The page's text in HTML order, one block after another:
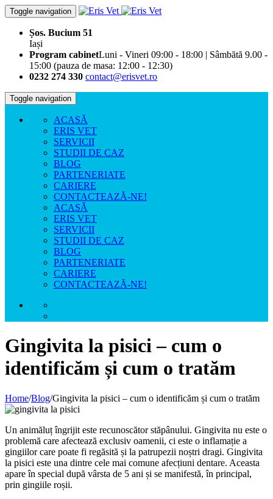
Toggle navigation
Șos. Bucium 51
Iași
Program cabinetLuni - Vineri 09:00 - 18:00 | Sâmbătă 9.00 -
15:00 (pauza de masa: 12:00 - 12:30)
0232 274 330 contact@erisvet.ro
Toggle navigation
ACASĂ
ERIS VET
SERVICII
STUDII DE CAZ
BLOG
PARTENERIATE
CARIERE
CONTACTEAZĂ-NE!
ACASĂ
ERIS VET
SERVICII
STUDII DE CAZ
BLOG
PARTENERIATE
CARIERE
CONTACTEAZĂ-NE!
Gingivita la pisici – cum o
identificăm și cum o tratăm
Home/Blog/Gingivita la pisici – cum o identificăm și cum o tratăm
Un animăluț îngrijit este recunoscător stăpânului. Gingivita nu este o
problemă care afectează exclusiv oamenii, ci este o inflamație a
gingiilor care poate fi regăsită și la patrupezii noștri dragi. Gingivita
la pisici este una dintre cele mai comune afecțiuni dentare. Aceasta
apare în special după vârsta de 5 ani și se manifestă, în principal,
prin gingiile roșii.